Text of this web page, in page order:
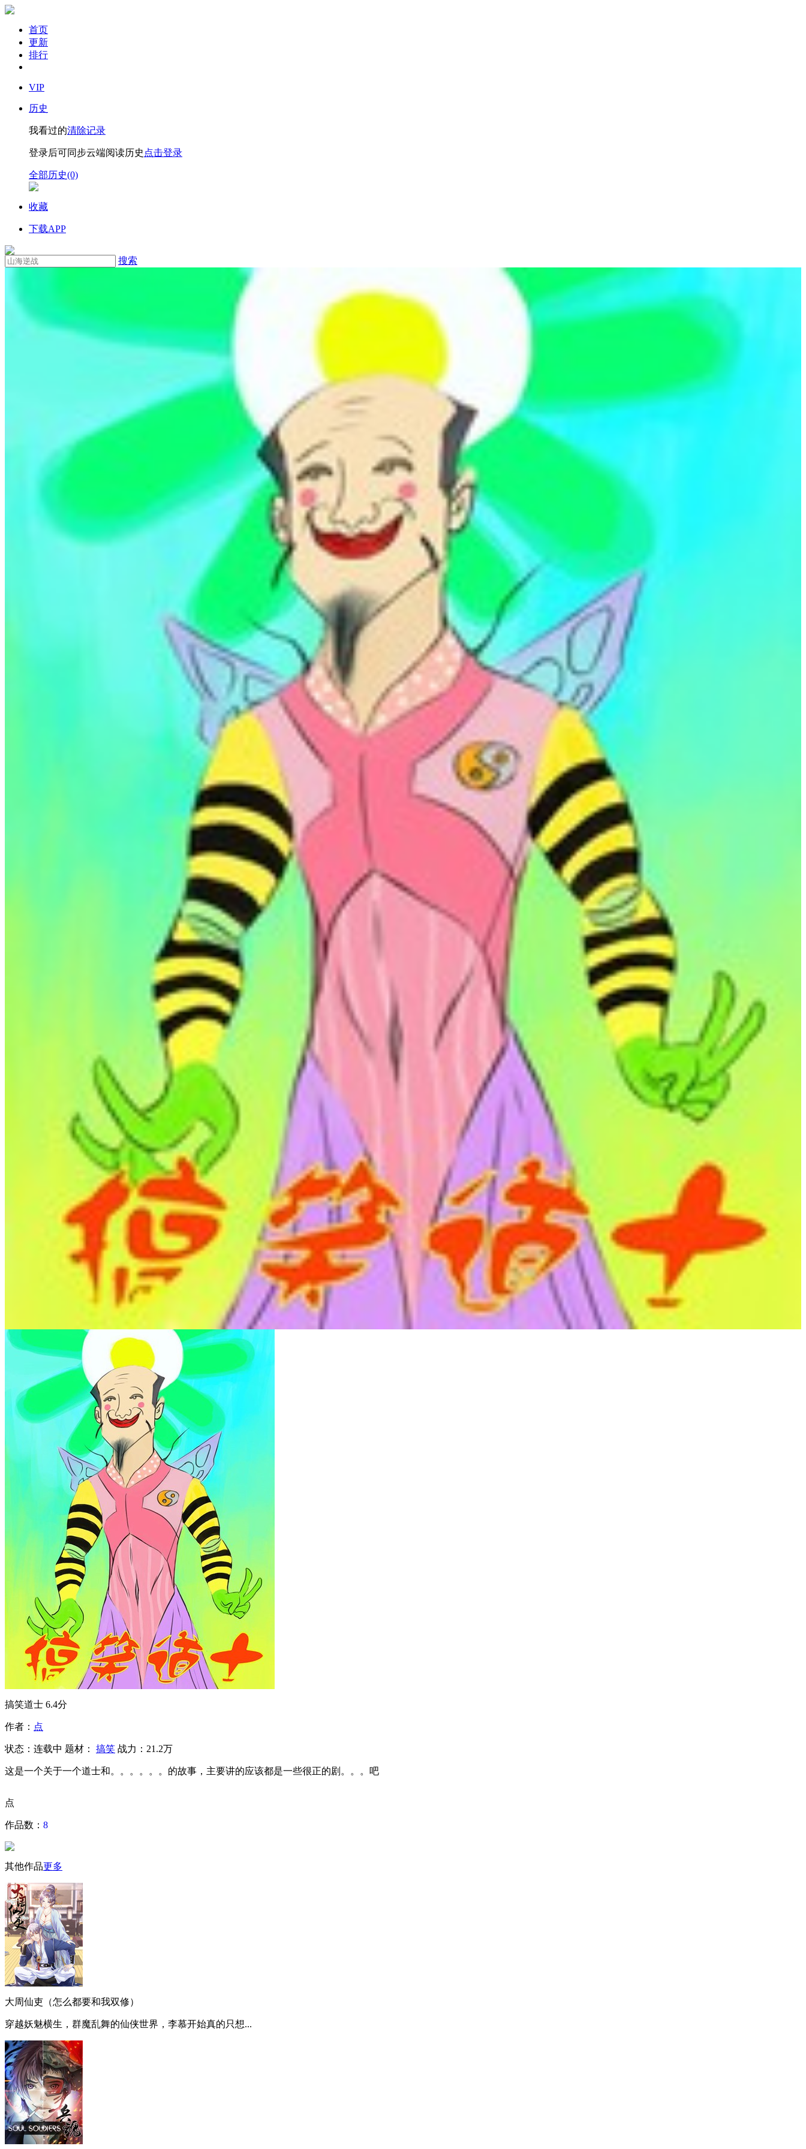
首页
更新
排行
VIP
历史
我看过的清除记录
登录后可同步云端阅读历史 点击登录
全部历史(0)
收藏
下载APP
搜索
搞笑道士 6.4分
作者： 点
状态： 连载中 题材： 搞笑 战力：21.2万
这是一个关于一个道士和。。。。。。的故事，主要讲的应该都是一些很正的剧。。。吧
点
作品数： 8
其他作品更多
大周仙吏（怎么都要和我双修）
穿越妖魅横生，群魔乱舞的仙侠世界，李慕开始真的只想...